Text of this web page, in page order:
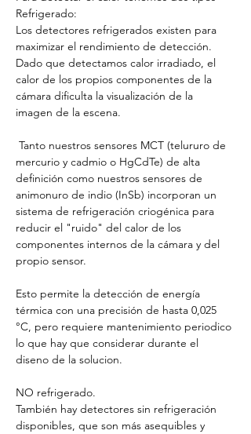
Refrigerado:
Los detectores refrigerados existen para
maximizar el rendimiento de detección.
Dado que detectamos calor irradiado, el
calor de los propios componentes de la
cámara dificulta la visualización de la
imagen de la escena.
mercurio y cadmio o HgCdTe) de alta
definición como nuestros sensores de
animonuro de indio (InSb) incorporan un
sistema de refrigeración criogénica para
reducir el "ruido" del calor de los
componentes internos de la cámara y del
propio sensor.
Esto permite la detección de energía
térmica con una precisión de hasta 0,025
°C, pero requiere mantenimiento periodico
lo que hay que considerar durante el
diseno de la solucion.
NO refrigerado.
También hay detectores sin refrigeración
disponibles, que son más asequibles y